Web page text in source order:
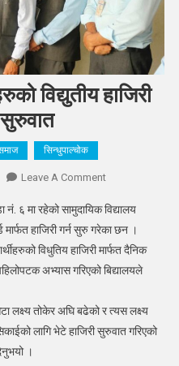
विद्युतीय हाजिरी
सुरुवात
सिन्धुपाल्चोक
Leave A CommentOn
विद्यार्थीहरुको
विद्युतीय
हाजिरी
मार्फत
हाजिरीको
सुरुवात
नं. ६ मा रहेको सामुदायिक ‍विद्यालय
मार्फत हाजिरी गर्न सुरु गरेका छन ।
विधुतिय हाजिरी मार्फत दैनिक
अभ्यास गरिएको बिद्यालयले
लक्ष्य तोकेर अघि बढेको र त्यस लक्ष्य
लागि भेटे हाजिरी सुरुवात गरिएको
।